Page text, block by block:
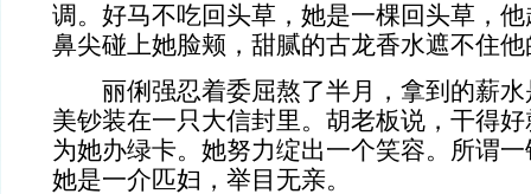
调。好马不吃回头草，她是一棵回头草，
鼻尖碰上她脸颊，甜腻的古龙香水遮不住
丽俐强忍着委屈熬了半月，拿到的薪水
美钞装在一只大信封里。胡老板说，干得
为她办绿卡。她努力绽出一个笑容。所谓
她是一介匹妇，举目无亲。